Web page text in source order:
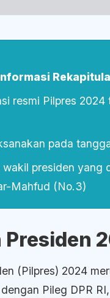
resmi Pilpres 2024
pada
presiden yang
Mahfud (No.3)
(Pilpres) 2024
Pileg DPR